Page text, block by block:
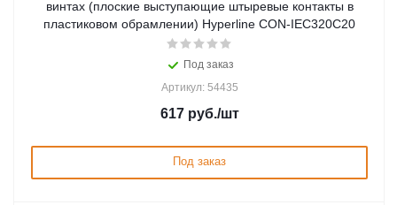
винтах (плоские выступающие штыревые контакты в
пластиковом обрамлении) Hyperline CON-IEC320C20
Под заказ
Артикул: 54435
617руб./шт
Под заказ